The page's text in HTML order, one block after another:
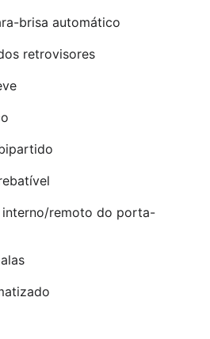
brisa automático
retrovisores
interno/remoto do porta-